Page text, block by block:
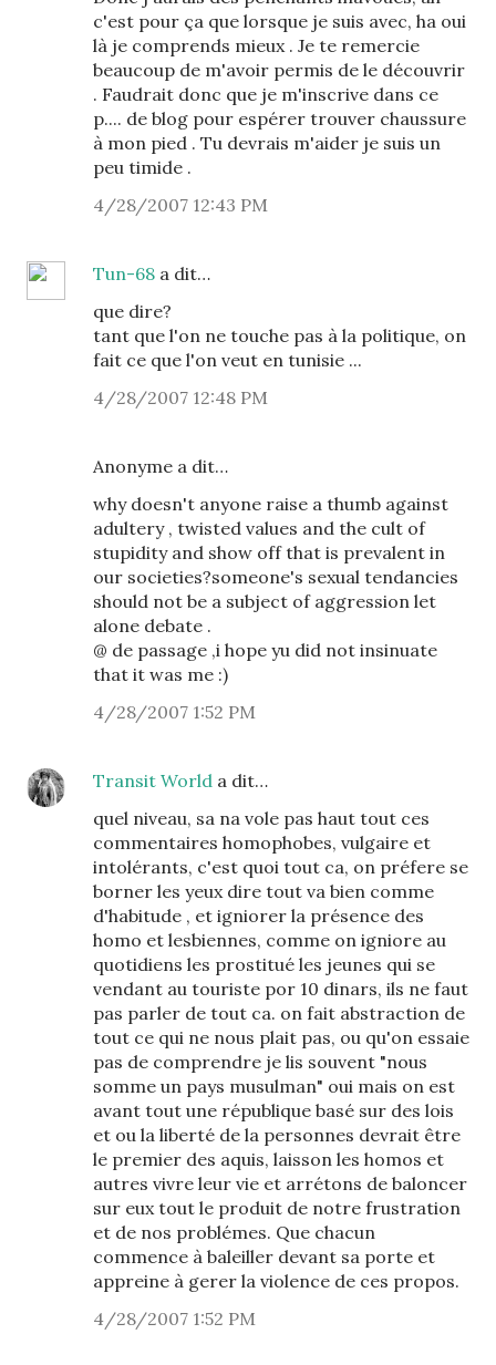
c'est pour ça que lorsque je suis avec, ha oui
là je comprends mieux . Je te remercie
beaucoup de m'avoir permis de le découvrir
. Faudrait donc que je m'inscrive dans ce
p.... de blog pour espérer trouver chaussure
à mon pied . Tu devrais m'aider je suis un
peu timide .
4/28/2007 12:43 PM
Tun-68 a dit…
que dire?
tant que l'on ne touche pas à la politique, on
fait ce que l'on veut en tunisie ...
4/28/2007 12:48 PM
Anonyme a dit…
why doesn't anyone raise a thumb against
adultery , twisted values and the cult of
stupidity and show off that is prevalent in
our societies?someone's sexual tendancies
should not be a subject of aggression let
alone debate .
@ de passage ,i hope yu did not insinuate
that it was me :)
4/28/2007 1:52 PM
Transit World a dit…
quel niveau, sa na vole pas haut tout ces
commentaires homophobes, vulgaire et
intolérants, c'est quoi tout ca, on préfere se
borner les yeux dire tout va bien comme
d'habitude , et igniorer la présence des
homo et lesbiennes, comme on igniore au
quotidiens les prostitué les jeunes qui se
vendant au touriste por 10 dinars, ils ne faut
pas parler de tout ca. on fait abstraction de
tout ce qui ne nous plait pas, ou qu'on essaie
pas de comprendre je lis souvent "nous
somme un pays musulman" oui mais on est
avant tout une république basé sur des lois
et ou la liberté de la personnes devrait être
le premier des aquis, laisson les homos et
autres vivre leur vie et arrétons de baloncer
sur eux tout le produit de notre frustration
et de nos problémes. Que chacun
commence à baleiller devant sa porte et
appreine à gerer la violence de ces propos.
4/28/2007 1:52 PM